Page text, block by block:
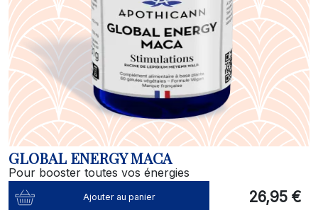
GLOBAL ENERGY MACA
Pour booster toutes vos énergies
Ajouter au panier 26,95 €